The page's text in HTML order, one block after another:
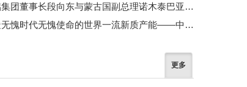
中铝集团董事长段向东与蒙古国副总理诺木泰巴亚尔举行会谈
锻造无愧时代无愧使命的世界一流新质产能——中国有色金属工业的战略应对与破局之道（二）
更多